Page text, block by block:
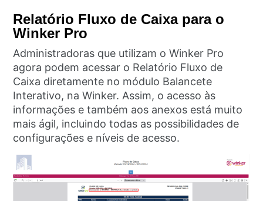
Relatório Fluxo de Caixa para o
Winker Pro
Administradoras que utilizam o Winker Pro
agora podem acessar o Relatório Fluxo de
Caixa diretamente no módulo Balancete
Interativo, na Winker. Assim, o acesso às
informações e também aos anexos está muito
mais ágil, incluindo todas as possibilidades de
configurações e níveis de acesso.